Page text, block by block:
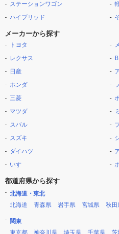
ステーションワゴン
ハイブリッド
メーカーから探す
トヨタ
レクサス
日産
ホンダ
三菱
マツダ
スバル
スズキ
ダイハツ
いすゞ
都道府県から探す
北海道・東北
北海道
青森県 岩手県 宮城県 秋田
関東